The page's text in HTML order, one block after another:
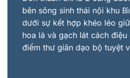
bên sông sinh thái nội khu
dưới sự kết hợp khéo léo
hoa lá và gạch lát cách
điểm thư giãn dạo bộ tuyệt